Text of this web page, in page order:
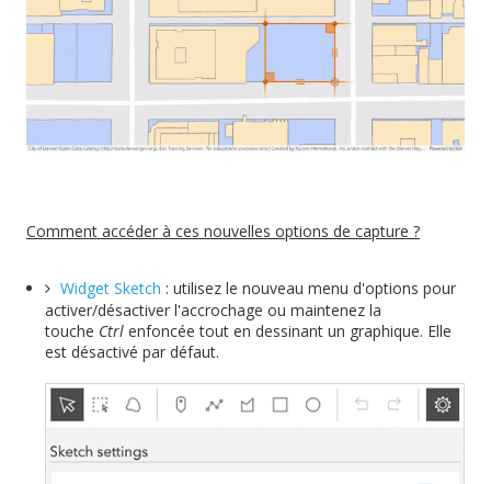
Comment accéder à ces nouvelles options de capture ?
Widget Sketch : utilisez le nouveau menu d'options pour
activer/désactiver l'accrochage ou maintenez la
touche Ctrl enfoncée tout en dessinant un graphique. Elle
est désactivé par défaut.